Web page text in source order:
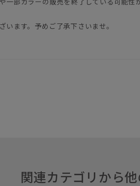
ます。予めご了承下さいませ。
関連カテゴリから